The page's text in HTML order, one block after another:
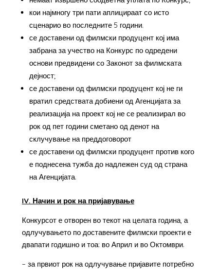
кои најмногу три пати аплицираат со исто
сценарио во последните 5 години.
се доставени од филмски продуцент кој има
забрана за учество на Конкурс по одредени
основи предвидени со Законот за филмската
дејност;
се доставени од филмски продуцент кој не ги
вратил средствата добиени од Агенцијата за
реализација на проект кој не се реализирал во
рок од пет години сметано од денот на
склучување на преддоговорот
се доставени од филмски продуцент против кого
е поднесена тужба до надлежен суд од страна
на Агенцијата.
IV. Начин и рок на пријавување
Конкурсот е отворен во текот на целата година, а
одлучувањето по доставените филмски проекти е
двапати годишно и тоа: во Април и во Октомври.
– за првиот рок на одлучување пријавите потребно